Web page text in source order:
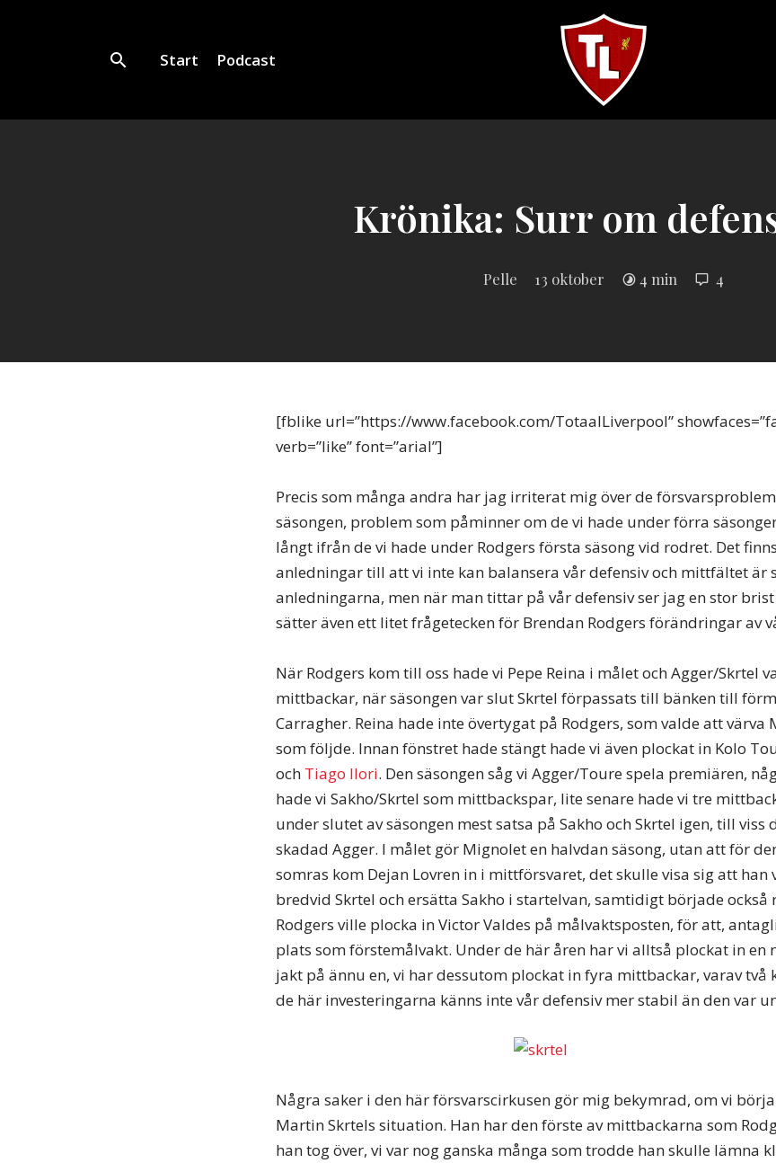
Sveriges
Start Podcast
Krönika: Surr om
Pelle 13 oktober 4 min 4
[fblike url=”https://www.facebook.com/TotaalLiverpool”
verb=”like” font=”arial”]
Precis som många andra har jag irriterat mig över de
säsongen, problem som påminner om de vi hade under förra
långt ifrån de vi hade under Rodgers första säsong vid rodret. Det
anledningar till att vi inte kan balansera vår defensiv och mittfältet är
anledningarna, men när man tittar på vår defensiv ser jag en stor
sätter även ett litet frågetecken för Brendan Rodgers förändringar av
När Rodgers kom till oss hade vi Pepe Reina i målet och Agger/Skrtel
mittbackar, när säsongen var slut Skrtel förpassats till bänken till
Carragher. Reina hade inte övertygat på Rodgers, som valde att
som följde. Innan fönstret hade stängt hade vi även plockat in Kolo
och Tiago Ilori. Den säsongen såg vi Agger/Toure spela premiären,
hade vi Sakho/Skrtel som mittbackspar, lite senare hade vi tre
under slutet av säsongen mest satsa på Sakho och Skrtel igen, till viss
skadad Agger. I målet gör Mignolet en halvdan säsong, utan att för
somras kom Dejan Lovren in i mittförsvaret, det skulle visa sig att han
bredvid Skrtel och ersätta Sakho i startelvan, samtidigt började
Rodgers ville plocka in Victor Valdes på målvaktsposten, för att,
plats som förstemålvakt. Under de här åren har vi alltså plockat in en
jakt på ännu en, vi har dessutom plockat in fyra mittbackar, varav två
de här investeringarna känns inte vår defensiv mer stabil än den var
Några saker i den här försvarscirkusen gör mig bekymrad, om vi
Martin Skrtels situation. Han har den förste av mittbackarna som
han tog över, vi var nog ganska många som trodde han skulle lämna